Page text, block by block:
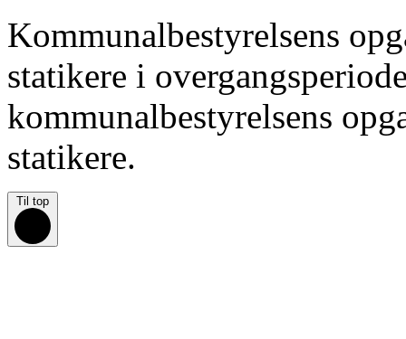
Kommunalbestyrelsens
statikere i
kommunalbestyrelsens
statikere.
Til top